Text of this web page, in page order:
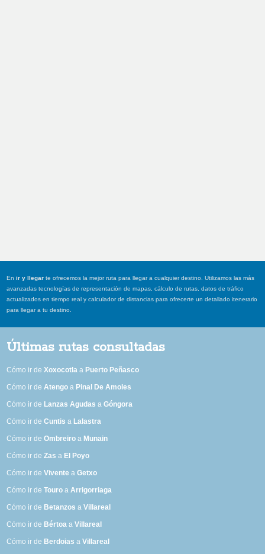
Enir y llegar te ofrecemos la mejor ruta para llegar a cualquier destino. Utilizamos las más
avanzadas tecnologías de representación de mapas, cálculo de rutas, datos de tráfico
actualizados en tiempo real y calculador de distancias para ofrecerte un detallado itenerario
para llegar a tu destino.
Últimas rutas consultadas
Cómo ir deXoxocotla a Puerto Peñasco
Cómo ir deAtengo a Pinal De Amoles
Cómo ir de Lanzas Agudas aGóngora
Cómo ir deCuntis a Lalastra
Cómo ir deOmbreiro a Munain
Cómo ir deZas a El Poyo
Cómo ir deVivente aGetxo
Cómo ir deTouro aArrigorriaga
Cómo ir de Betanzos aVillareal
Cómo ir de Bértoa aVillareal
Cómo ir de Berdoias aVillareal